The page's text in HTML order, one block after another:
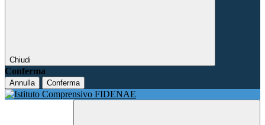
Chiudi
Conferma
Annulla Conferma